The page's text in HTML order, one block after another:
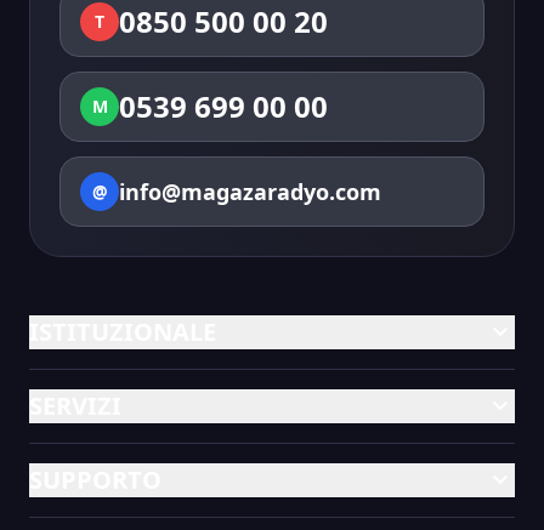
T 0850 500 00 20
M 0539 699 00 00
@ info@magazaradyo.com